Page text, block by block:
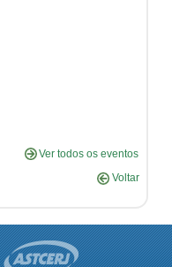
Ver todos os eventos
Voltar